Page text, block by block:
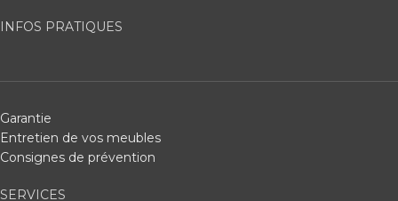
INFOS PRATIQUES
Garantie
Entretien de vos meubles
Consignes de prévention
SERVICES